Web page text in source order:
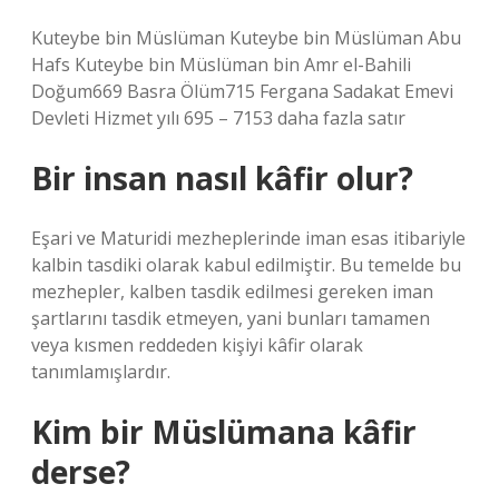
Kuteybe bin Müslüman Kuteybe bin Müslüman Abu
Hafs Kuteybe bin Müslüman bin Amr el-Bahili
Doğum669 Basra Ölüm715 Fergana Sadakat Emevi
Devleti Hizmet yılı 695 – 7153 daha fazla satır
Bir insan nasıl kâfir olur?
Eşari ve Maturidi mezheplerinde iman esas itibariyle
kalbin tasdiki olarak kabul edilmiştir. Bu temelde bu
mezhepler, kalben tasdik edilmesi gereken iman
şartlarını tasdik etmeyen, yani bunları tamamen
veya kısmen reddeden kişiyi kâfir olarak
tanımlamışlardır.
Kim bir Müslümana kâfir
derse?